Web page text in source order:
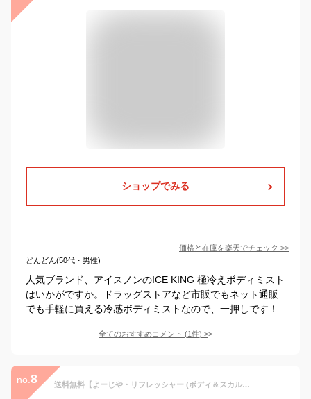
ショップでみる
価格と在庫を楽天でチェック >>
どんどん(50代・男性)
人気ブランド、アイスノンのICE KING 極冷えボディミスト
はいかがですか。ドラッグストアなど市販でもネット通販
でも手軽に買える冷感ボディミストなので、一押しです！
全てのおすすめコメント (1件) >
no. 8 送料無料【よーじや・リフレッシャー (ボディ＆スカルプ) 】ひんやりリフレッシャー ボディ&スカルプ 50ml 夏肌すっきり、きれいになあれ。 冷感コスメ 夏コスメ ひんやり 2026 新作 コスメ